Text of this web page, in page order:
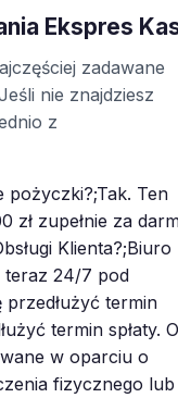
Ekspres
zadawane
nie znajdziesz
z
pożyczki?;Tak. Ten
zł zupełnie za
Klienta?;Biuro
teraz 24/7 pod
przedłużyć termin
termin spłaty.
w oparciu o
fizycznego lub